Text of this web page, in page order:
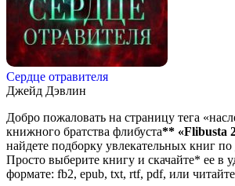
Сердце отравителя
Джейд Дэвлин
Добро пожаловать на страницу тега
книжного братства флибуста** «Flibusta
найдете подборку увлекательных книг
Просто выберите книгу и скачайте* ее в
формате: fb2, epub, txt, rtf, pdf, или